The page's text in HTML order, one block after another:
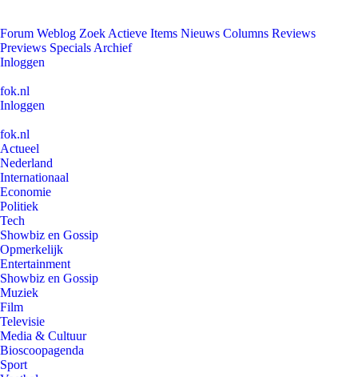
Forum Weblog Zoek Actieve Items Nieuws Columns Reviews
Previews Specials Archief
Inloggen
fok.nl
Inloggen
fok.nl
Actueel
Nederland
Internationaal
Economie
Politiek
Tech
Showbiz en Gossip
Opmerkelijk
Entertainment
Showbiz en Gossip
Muziek
Film
Televisie
Media & Cultuur
Bioscoopagenda
Sport